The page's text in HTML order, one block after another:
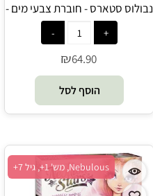
נבולוס סטארס - חוברת צבעי מים -
Nebulous Stars
₪64.90
הוסף לסל
Nebulous, מש' 1+, גיל 7+